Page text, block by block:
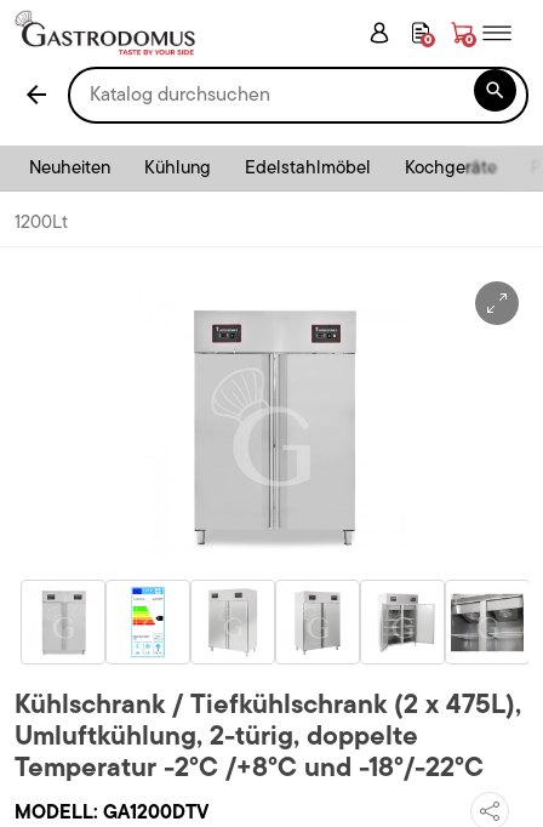
0 0
arrow_back 
Neuheiten Kühlung Edelstahlmöbel Kochgeräte
1200Lt
Kühlschrank / Tiefkühlschrank (2 x 475L),
Umluftkühlung, 2-türig, doppelte
Temperatur -2°C /+8°C und -18°/-22°C
MODELL: GA1200DTV